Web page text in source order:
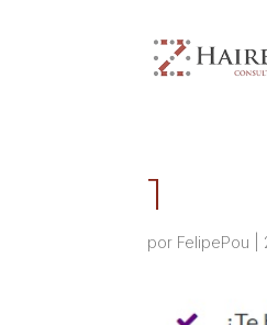
1
por FelipePou